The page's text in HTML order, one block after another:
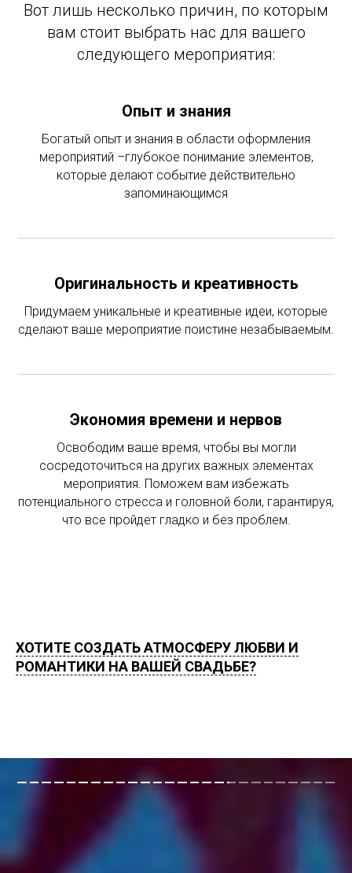
Вот лишь несколько причин, по которым
вам стоит выбрать нас для вашего
следующего мероприятия:
Опыт и знания
Богатый опыт и знания в области оформления
мероприятий –глубокое понимание элементов,
которые делают событие действительно
запоминающимся
Оригинальность и креативность
Придумаем уникальные и креативные идеи, которые
сделают ваше мероприятие поистине незабываемым.
Экономия времени и нервов
Освободим ваше время, чтобы вы могли
сосредоточиться на других важных элементах
мероприятия. Поможем вам избежать
потенциального стресса и головной боли, гарантируя,
что все пройдет гладко и без проблем.
ХОТИТЕ СОЗДАТЬ АТМОСФЕРУ ЛЮБВИ И
РОМАНТИКИ НА ВАШЕЙ СВАДЬБЕ?